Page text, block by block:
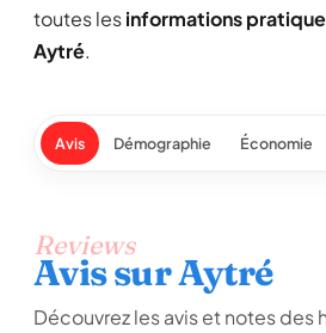
toutes lesinformations
Aytré.
Avis Démographie Économie
Reviews
Avis sur Aytré
Découvrez les avis et notes des